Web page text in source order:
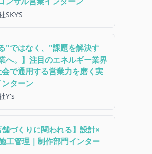
SKY’S
"ではなく、"課題を解決す
へ。】注目のエネルギー業界
で通用する営業力を磨く実
ターン
Y's
舗づくりに関われる】設計×
工管理｜制作部門インター